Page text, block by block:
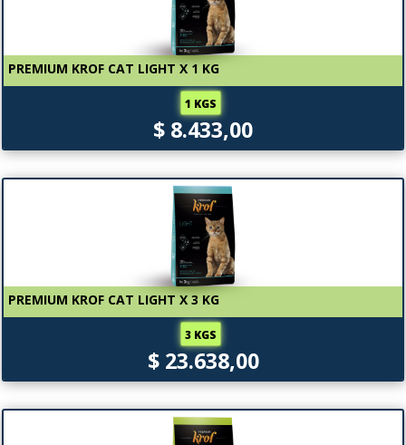
PREMIUM KROF CAT LIGHT X 1 KG
1 KGS
$ 8.433,00
PREMIUM KROF CAT LIGHT X 3 KG
3 KGS
$ 23.638,00